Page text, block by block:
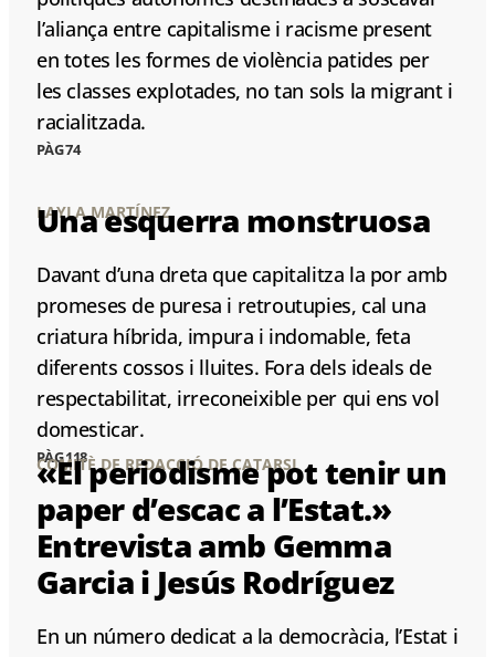
l’aliança entre capitalisme i racisme present
en totes les formes de violència patides per
les classes explotades, no tan sols la migrant i
racialitzada.
PÀG 74
LAYLA MARTÍNEZ
Una esquerra monstruosa
Davant d’una dreta que capitalitza la por amb
promeses de puresa i retroutupies, cal una
criatura híbrida, impura i indomable, feta
diferents cossos i lluites. Fora dels ideals de
respectabilitat, irreconeixible per qui ens vol
domesticar.
PÀG 118
COMITÈ DE REDACCIÓ DE CATARSI
«El periodisme pot tenir un
paper d’escac a l’Estat.»
Entrevista amb Gemma
Garcia i Jesús Rodríguez
En un número dedicat a la democràcia, l’Estat i